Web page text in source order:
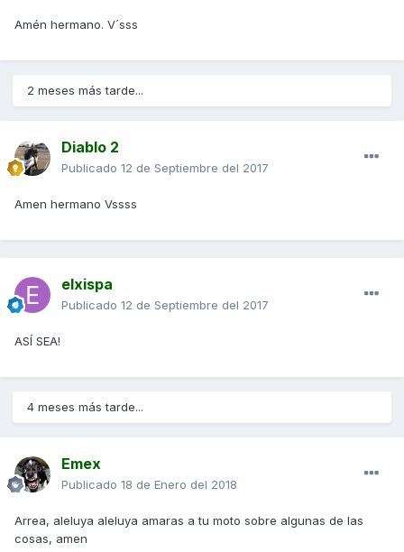
Amén hermano. V´sss
2 meses más tarde...
Diablo 2
Publicado 12 de Septiembre del 2017
Amen hermano Vssss
elxispa
Publicado 12 de Septiembre del 2017
ASÍ SEA!
4 meses más tarde...
Emex
Publicado 18 de Enero del 2018
Arrea, aleluya aleluya amaras a tu moto sobre algunas de las
cosas, amen